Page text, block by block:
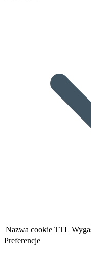
Nazwa cookie TTL
Preferencje